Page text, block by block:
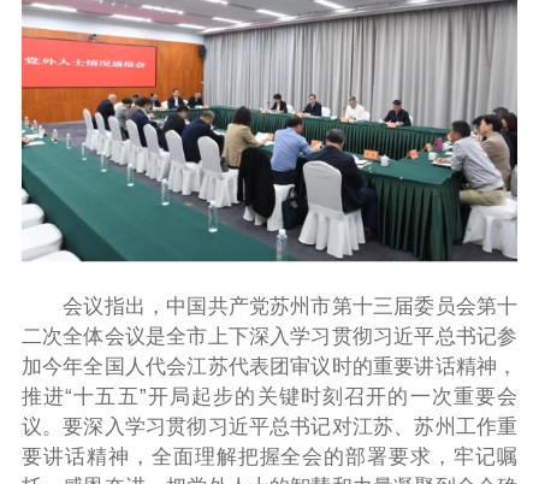
会议指出 ， 中国共产党苏州市第十三届委员会第十
二次全体会议是全市上下深入学习贯彻习近平总书记参
加今年全国人代会江苏代表团审议时的重要讲话精神，
推进“十五五”开局起步的关键时刻召开的一次重要会
议。要深入学习贯彻习近平总书记对江苏、苏州工作重
要讲话精神，全面理解把握全会的部署要求，牢记嘱